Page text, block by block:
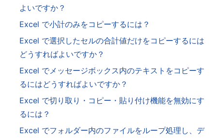
よいですか？
Excel で小計のみをコピーするには？
Excel で選択したセルの合計値だけをコピーするには
どうすればよいですか？
Excel でメッセージボックス内のテキストをコピーす
るにはどうすればよいですか？
Excel で切り取り・コピー・貼り付け機能を無効にす
るには？
Excel でフォルダー内のファイルをループ処理し、デ